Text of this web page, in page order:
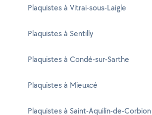
Plaquistes à Vitrai-sous-Laigle
Plaquistes à Sentilly
Plaquistes à Condé-sur-Sarthe
Plaquistes à Mieuxcé
Plaquistes à Saint-Aquilin-de-Corbion